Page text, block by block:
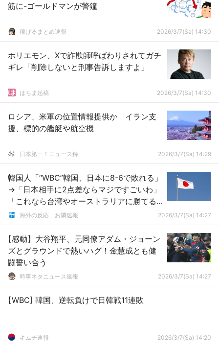
筋に-ゴールドマンが警鐘
稼げるまとめ速報 2026/3/7(Sa) 14:30
ホリエモン、Xで詐欺師呼ばわりされてガチ
ギレ「削除しないと刑事告訴しますよ」
はちま起稿 2026/3/7(Sa) 14:30
ロシア、米軍の位置情報提供か イラン支
援、標的の艦艇や航空機
日本第一！ニュース録 2026/3/7(Sa) 14:29
韓国人「“WBC”韓国、日本に8-6で敗れる」
→「日本相手に2点差ならマジですごいわ」
「これなら台湾やオーストラリアに勝てる
かも・・・？」「台湾、オーストラリアに
海外の反応 お隣速報 2026/3/7(Sa) 14:27
【感動】大谷翔平、元同僚アダム・ジョーン
ズとグラウンドで熱いハグ！金慧成とも健
闘誓い合う
時事ネタニュース速報 2026/3/7(Sa) 14:27
【WBC] 韓国、逆転負けで日韓戦11連敗
キムチ速報 2026/3/7(Sa) 14:20